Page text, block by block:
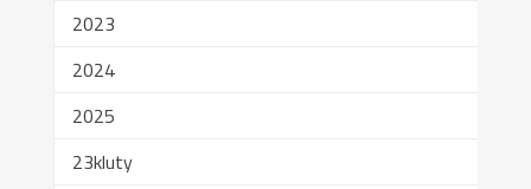
2023
2024
2025
23kluty